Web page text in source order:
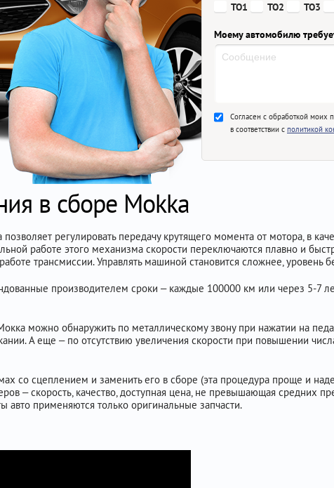
ТО1
ТО2 ТО3
Моему автомобилю
Согласен с обработкой моих
в соответствии с политикой
в сборе Mokka
регулировать передачу крутящего момента от мотора, в
работе этого механизма скорости переключаются плавно и
трансмиссии. Управлять машиной становится сложнее, уровень
производителем сроки – каждые 100000 км или через 5-7
можно обнаружить по металлическому звону при нажатии на
А еще – по отсутствию увеличения скорости при повышении
со сцеплением и заменить его в сборе (эта процедура проще и
– скорость, качество, доступная цена, не превышающая средних
авто применяются только оригинальные запчасти.